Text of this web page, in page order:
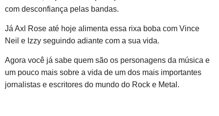
com desconfiança pelas bandas.
Já Axl Rose até hoje alimenta essa rixa boba com Vince
Neil e Izzy seguindo adiante com a sua vida.
Agora você já sabe quem são os personagens da música e
um pouco mais sobre a vida de um dos mais importantes
jornalistas e escritores do mundo do Rock e Metal.